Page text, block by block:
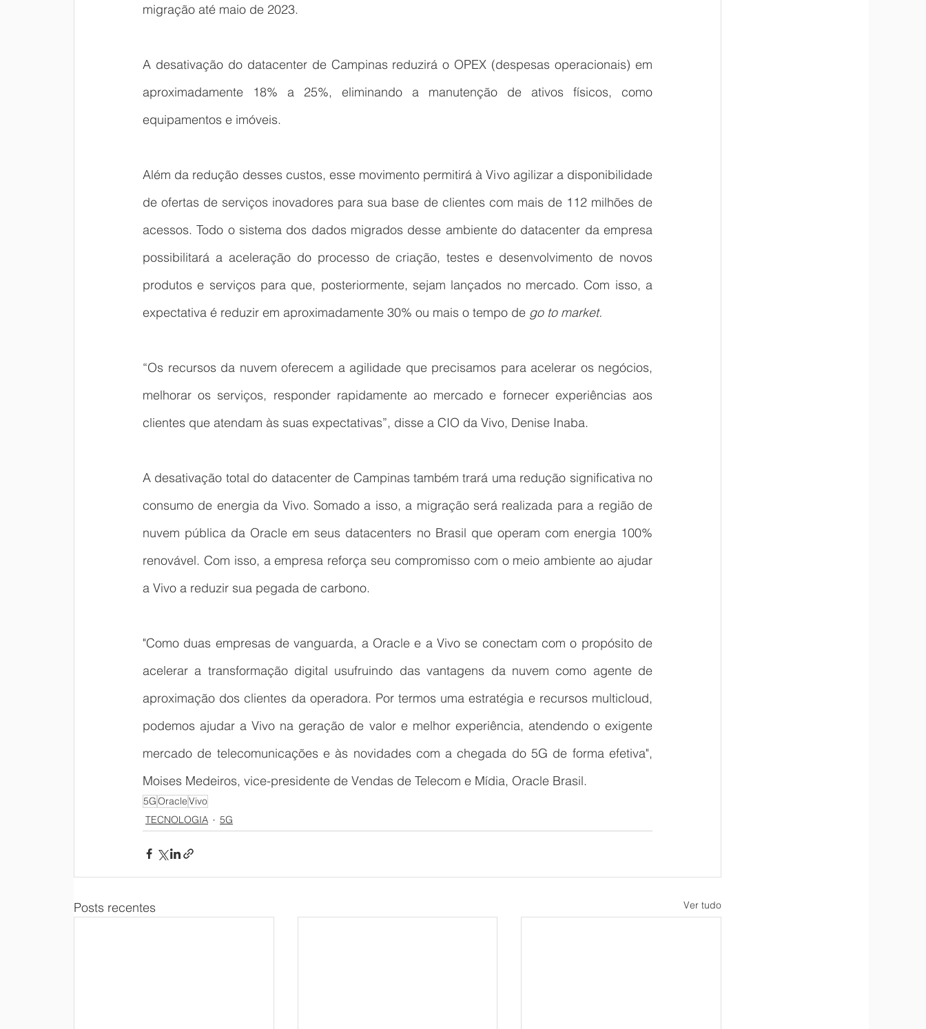
migração até maio de 2023.
A desativação do datacenter de Campinas reduzirá o OPEX (despesas operacionais) em
aproximadamente 18% a 25%, eliminando a manutenção de ativos físicos, como
equipamentos e imóveis.
Além da redução desses custos, esse movimento permitirá à Vivo agilizar a disponibilidade
de ofertas de serviços inovadores para sua base de clientes com mais de 112 milhões de
acessos. Todo o sistema dos dados migrados desse ambiente do datacenter da empresa
possibilitará a aceleração do processo de criação, testes e desenvolvimento de novos
produtos e serviços para que, posteriormente, sejam lançados no mercado. Com isso, a
expectativa é reduzir em aproximadamente 30% ou mais o tempo de go to market.
“Os recursos da nuvem oferecem a agilidade que precisamos para acelerar os negócios,
melhorar os serviços, responder rapidamente ao mercado e fornecer experiências aos
clientes que atendam às suas expectativas”, disse a CIO da Vivo, Denise Inaba.
A desativação total do datacenter de Campinas também trará uma redução significativa no
consumo de energia da Vivo. Somado a isso, a migração será realizada para a região de
nuvem pública da Oracle em seus datacenters no Brasil que operam com energia 100%
renovável. Com isso, a empresa reforça seu compromisso com o meio ambiente ao ajudar
a Vivo a reduzir sua pegada de carbono.
"Como duas empresas de vanguarda, a Oracle e a Vivo se conectam com o propósito de
acelerar a transformação digital usufruindo das vantagens da nuvem como agente de
aproximação dos clientes da operadora. Por termos uma estratégia e recursos multicloud,
podemos ajudar a Vivo na geração de valor e melhor experiência, atendendo o exigente
mercado de telecomunicações e às novidades com a chegada do 5G de forma efetiva",
Moises Medeiros, vice-presidente de Vendas de Telecom e Mídia, Oracle Brasil.
5GOracleVivo
TECNOLOGIA
5G
Posts recentes Ver tudo